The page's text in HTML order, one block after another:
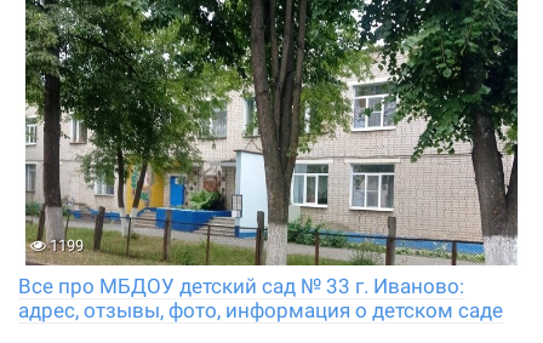
1199
Все про МБДОУ детский сад № 33 г. Иваново:
адрес, отзывы, фото, информация о детском саде